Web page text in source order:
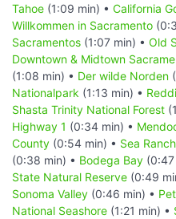
Tahoe (1:09 min) • California
Willkommen in Sacramento
Sacramentos (1:07 min) • Old
Downtown & Midtown
(1:08 min) • Der wilde Norden
Nationalpark (1:13 min) •
Shasta Trinity National Forest
Highway 1 (0:34 min) •
County (0:54 min) • Sea Ranch
(0:38 min) • Bodega Bay (0:47
State Natural Reserve (0:49
Sonoma Valley (0:46 min) •
National Seashore (1:21 min) •